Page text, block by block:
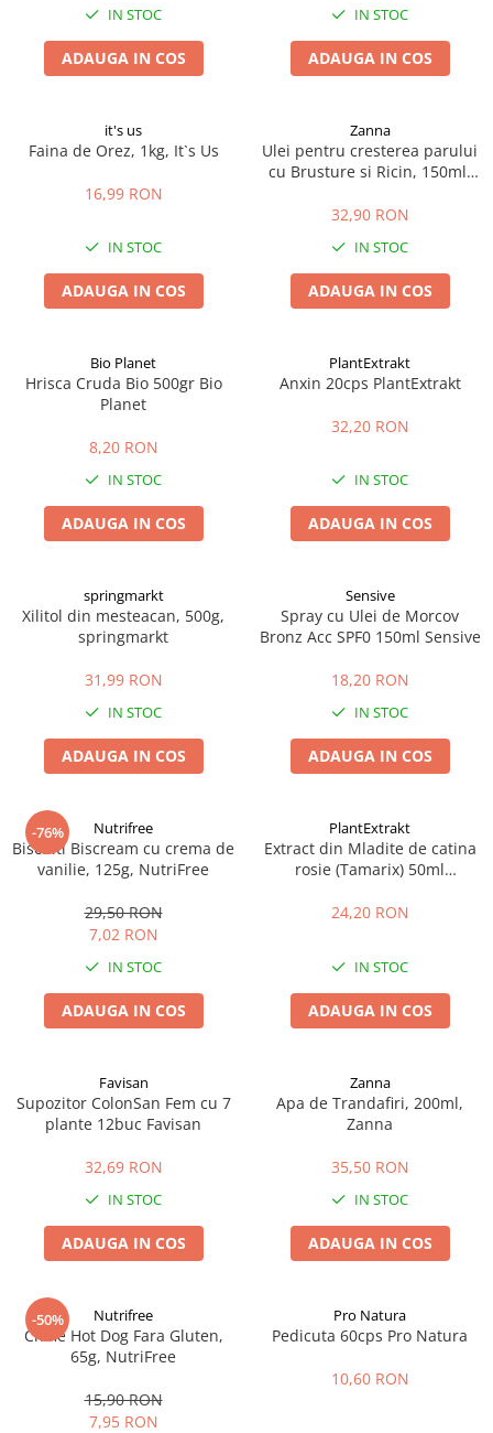
Sarcina si alaptare
Alte produse din Cocos
IN STOC
ADAUGA IN COS
IN STOC
ADAUGA IN COS
it's us
Faina de Orez, 1kg, It`s Us
16,99 RON
IN STOC
ADAUGA IN COS
Zanna
Ulei pentru cresterea parului
cu Brusture si Ricin, 150ml,
32,90 RON
IN STOC
ADAUGA IN COS
Bio Planet
Hrisca Cruda Bio 500gr Bio
Planet
8,20 RON
IN STOC
ADAUGA IN COS
PlantExtrakt
Anxin 20cps PlantExtrakt
32,20 RON
IN STOC
ADAUGA IN COS
springmarkt
Xilitol din mesteacan, 500g,
springmarkt
31,99 RON
IN STOC
ADAUGA IN COS
Sensive
Spray cu Ulei de Morcov
Bronz Acc SPF0 150ml Sensive
18,20 RON
IN STOC
ADAUGA IN COS
-76% Nutrifree
Biscuiti Biscream cu crema de
vanilie, 125g, NutriFree
29,50 RON
7,02 RON
IN STOC
ADAUGA IN COS
PlantExtrakt
Extract din Mladite de catina
rosie (Tamarix) 50ml
24,20 RON
IN STOC
ADAUGA IN COS
Favisan
Supozitor ColonSan Fem cu 7
plante 12buc Favisan
32,69 RON
IN STOC
ADAUGA IN COS
Zanna
Apa de Trandafiri, 200ml,
Zanna
35,50 RON
IN STOC
ADAUGA IN COS
-50% Nutrifree
Chifle Hot Dog Fara Gluten,
65g, NutriFree
15,90 RON
7,95 RON
Pro Natura
Pedicuta 60cps Pro Natura
10,60 RON